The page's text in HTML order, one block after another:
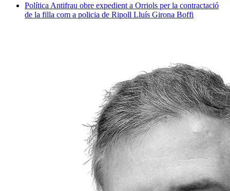
Política Antifrau obre expedient a Orriols per la contractació
de la filla com a policia de Ripoll Lluís Girona Boffi